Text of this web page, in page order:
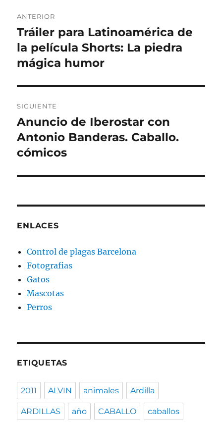
de
entradas
ANTERIOR
Entrada
anterior:
Tráiler para Latinoamérica de
la película Shorts: La piedra
mágica humor
SIGUIENTE
Entrada
siguiente:
Anuncio de Iberostar con
Antonio Banderas. Caballo.
cómicos
ENLACES
Control de plagas Barcelona
Fotografias
Gatos
Mascotas
Perros
ETIQUETAS
2011 ALVIN animales Ardilla
ARDILLAS año CABALLO caballos